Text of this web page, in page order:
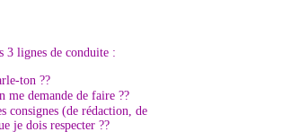
3 lignes de conduite :
ton ??
me demande de faire ??
consignes (de rédaction, de
je dois respecter ??